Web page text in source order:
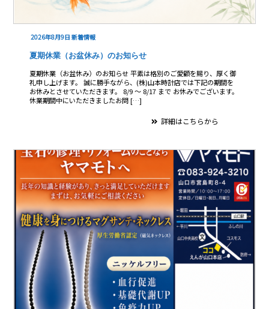
2026年8月9日 新着情報
夏期休業（お盆休み）のお知らせ
夏期休業（お盆休み）のお知らせ 平素は格別のご愛顧を賜り、厚く御
礼申し上げます。 誠に勝手ながら、(株)山本時計店では下記の期間を
お休みとさせていただきます。 8/9 〜 8/17 まで お休みでございます。
休業期間中にいただきましたお問 […]
詳細はこちらから